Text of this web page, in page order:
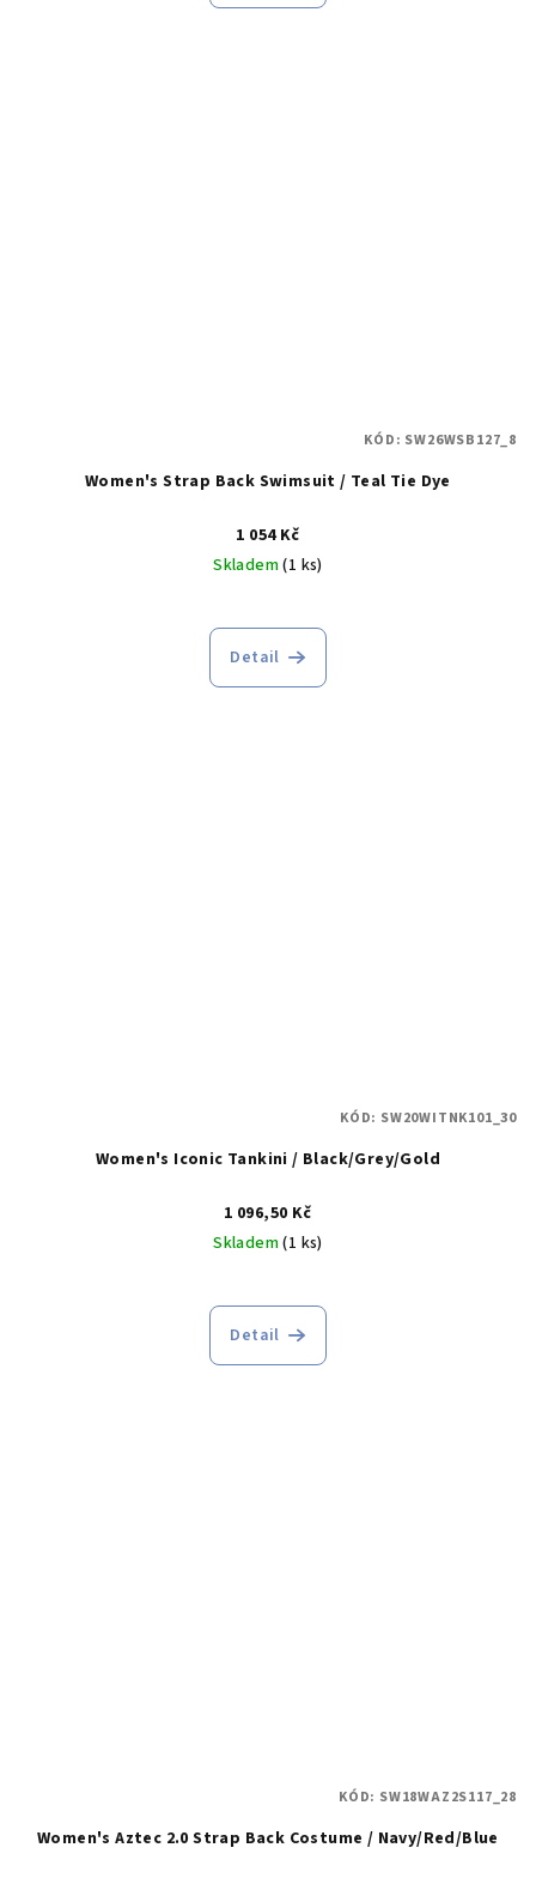
Women's Strap Back Swimsuit / Teal Tie Dye
1 054 Kč
Skladem(1 ks)
Detail
KÓD: SW26WSB127_8
Women's Iconic Tankini / Black/Grey/Gold
1 096,50 Kč
Skladem(1 ks)
Detail
KÓD: SW20WITNK101_30
Women's Aztec 2.0 Strap Back Costume / Navy/Red/Blue
KÓD: SW18WAZ2S117_28